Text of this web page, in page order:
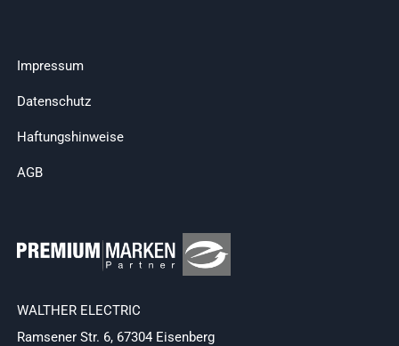
Impressum
Datenschutz
Haftungshinweise
AGB
WALTHER ELECTRIC
Ramsener Str. 6, 67304 Eisenberg